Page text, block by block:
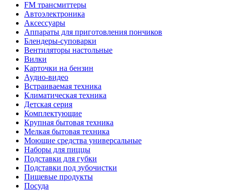
FM трансмиттеры
Автоэлектроника
Аксессуары
Аппараты для приготовления пончиков
Блендеры-суповарки
Вентиляторы настольные
Вилки
Карточки на бензин
Аудио-видео
Встраиваемая техника
Климатическая техника
Детская серия
Комплектующие
Крупная бытовая техника
Мелкая бытовая техника
Моющие средства универсальные
Наборы для пиццы
Подставки для губки
Подставки под зубочистки
Пищевые продукты
Посуда